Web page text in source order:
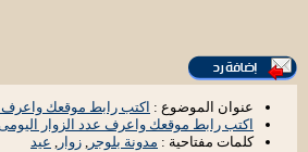
عنوان الموضوع : اكتب رابط موقعك واعرف
اكتب رابط موقعك واعرف عدد الزوار
كلمات مفتاحية : مدونة بلوجر , زوار , عيد